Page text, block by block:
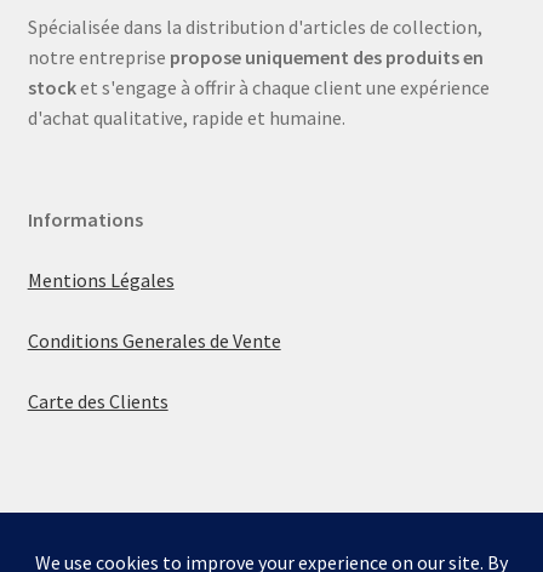
Spécialisée dans la distribution d'articles de collection,
notre entreprise propose uniquement des produits en
stocket s'engage à offrir à chaque client une expérience
d'achat qualitative, rapide et humaine.
Informations
Mentions Légales
Conditions Generales de Vente
Carte des Clients
© La boutique de Mumbly 2026